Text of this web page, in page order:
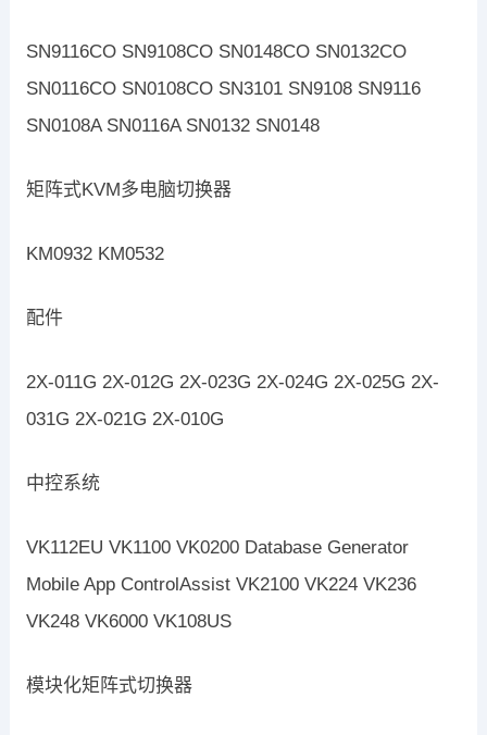
SN9116CO SN9108CO SN0148CO SN0132CO
SN0116CO SN0108CO SN3101 SN9108 SN9116
SN0108A SN0116A SN0132 SN0148
矩阵式KVM多电脑切换器
KM0932 KM0532
配件
2X-011G 2X-012G 2X-023G 2X-024G 2X-025G 2X-
031G 2X-021G 2X-010G
中控系统
VK112EU VK1100 VK0200 Database Generator
Mobile App ControlAssist VK2100 VK224 VK236
VK248 VK6000 VK108US
模块化矩阵式切换器